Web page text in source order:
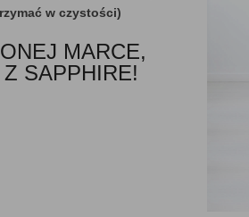
w czystości)
MARCE,
SAPPHIRE!